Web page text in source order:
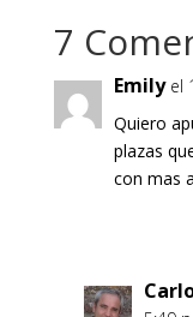
7
Emily el
Quiero
plazas
con mas